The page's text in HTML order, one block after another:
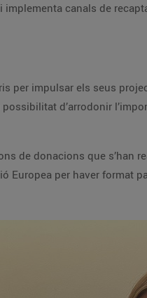
canals de
per impulsar els seus
d’arrodonir
de donacions que s’han
Europea per haver format